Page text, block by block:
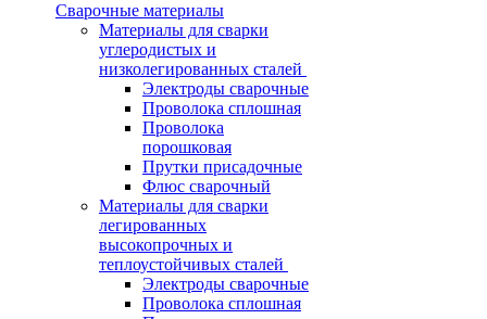
Сварочные материалы
Материалы для сварки
углеродистых и
низколегированных сталей
Электроды сварочные
Проволока сплошная
Проволока
порошковая
Прутки присадочные
Флюс сварочный
Материалы для сварки
легированных
высокопрочных и
теплоустойчивых сталей
Электроды сварочные
Проволока сплошная